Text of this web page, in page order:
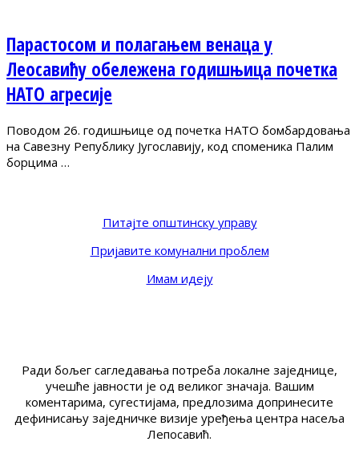
Парастосом и полагањем венаца у
Леосавићу обележена годишњица почетка
НАТО агресије
Поводом 26. годишњице од почетка НАТО бомбардовања
на Савезну Републику Југославију, код споменика Палим
борцима …
Питајте општинску управу
Пријавите комунални проблем
Имам идеју
Ради бољег сагледавања потреба локалне заједнице,
учешће јавности је од великог значаја. Вашим
коментарима, сугестијама, предлозима допринесите
дефинисању заједничке визије уређења центра насеља
Лепосавић.